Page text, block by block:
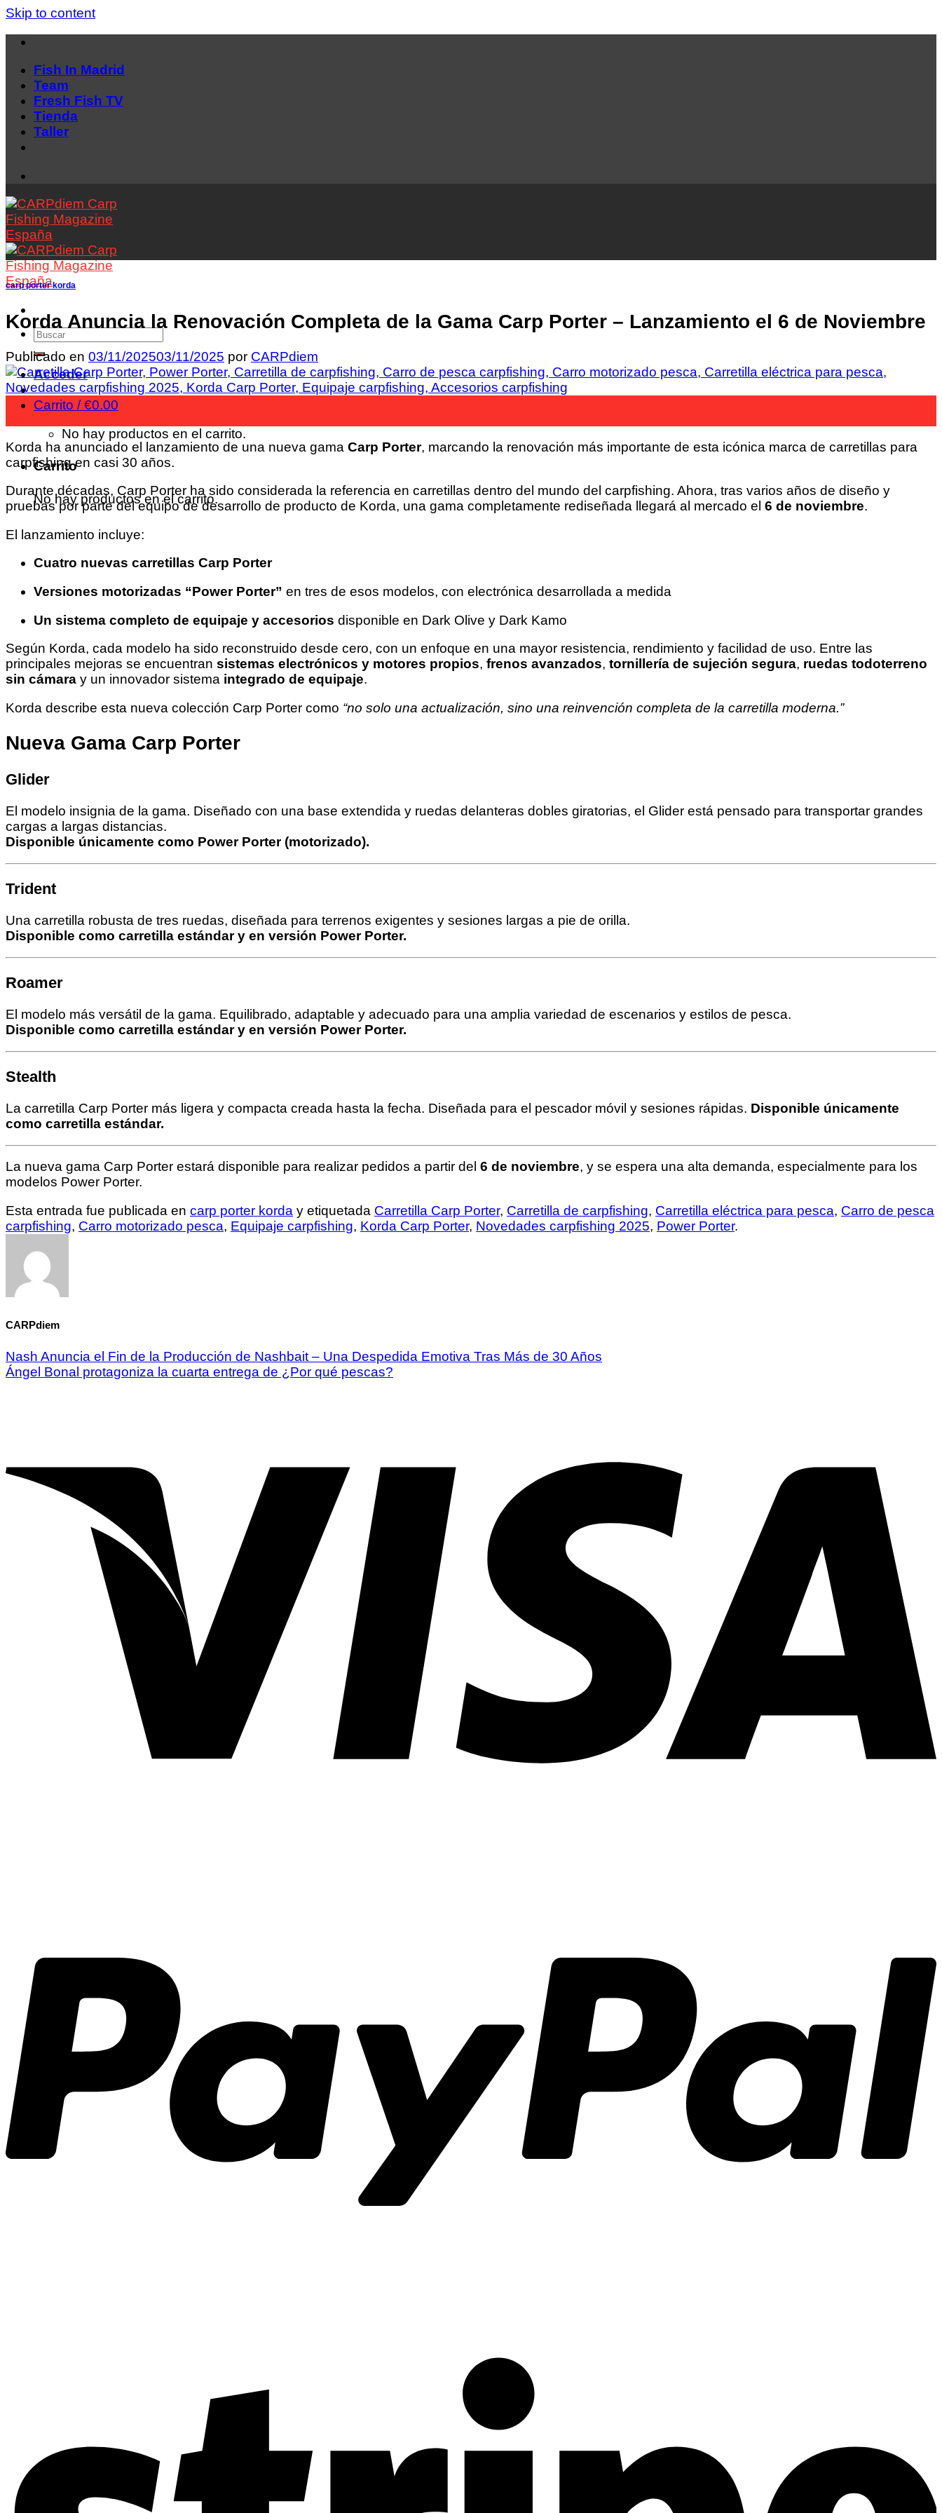
Skip to content
Fish In Madrid
Team
Fresh Fish TV
Tienda
Taller
Acceder
Carrito /€0.00
No hay productos en el carrito.
Carrito
No hay productos en el carrito.
carp porter korda
Korda Anuncia la Renovación Completa de la Gama Carp Porter – Lanzamiento el 6 de Noviembre
Publicado en 03/11/202503/11/2025 por CARPdiem
Korda ha anunciado el lanzamiento de una nueva gama Carp Porter, marcando la renovación más importante de esta icónica marca de carretillas para
carpfishing en casi 30 años.
Durante décadas, Carp Porter ha sido considerada la referencia en carretillas dentro del mundo del carpfishing. Ahora, tras varios años de diseño y
pruebas por parte del equipo de desarrollo de producto de Korda, una gama completamente rediseñada llegará al mercado el 6 de noviembre.
El lanzamiento incluye:
Cuatro nuevas carretillas Carp Porter
Versiones motorizadas “Power Porter” en tres de esos modelos, con electrónica desarrollada a medida
Un sistema completo de equipaje y accesorios disponible en Dark Olive y Dark Kamo
Según Korda, cada modelo ha sido reconstruido desde cero, con un enfoque en una mayor resistencia, rendimiento y facilidad de uso. Entre las
principales mejoras se encuentran sistemas electrónicos y motores propios, frenos avanzados, tornillería de sujeción segura, ruedas todoterreno
sin cámara y un innovador sistema integrado de equipaje.
Korda describe esta nueva colección Carp Porter como “no solo una actualización, sino una reinvención completa de la carretilla moderna.”
Nueva Gama Carp Porter
Glider
El modelo insignia de la gama. Diseñado con una base extendida y ruedas delanteras dobles giratorias, el Glider está pensado para transportar grandes
cargas a largas distancias.
Disponible únicamente como Power Porter (motorizado).
Trident
Una carretilla robusta de tres ruedas, diseñada para terrenos exigentes y sesiones largas a pie de orilla.
Disponible como carretilla estándar y en versión Power Porter.
Roamer
El modelo más versátil de la gama. Equilibrado, adaptable y adecuado para una amplia variedad de escenarios y estilos de pesca.
Disponible como carretilla estándar y en versión Power Porter.
Stealth
La carretilla Carp Porter más ligera y compacta creada hasta la fecha. Diseñada para el pescador móvil y sesiones rápidas. Disponible únicamente
como carretilla estándar.
La nueva gama Carp Porter estará disponible para realizar pedidos a partir del 6 de noviembre, y se espera una alta demanda, especialmente para los
modelos Power Porter.
Esta entrada fue publicada en carp porter korda y etiquetada Carretilla Carp Porter, Carretilla de carpfishing, Carretilla eléctrica para pesca, Carro de pesca
carpfishing, Carro motorizado pesca, Equipaje carpfishing, Korda Carp Porter, Novedades carpfishing 2025, Power Porter.
CARPdiem
Nash Anuncia el Fin de la Producción de Nashbait – Una Despedida Emotiva Tras Más de 30 Años
Ángel Bonal protagoniza la cuarta entrega de ¿Por qué pescas?